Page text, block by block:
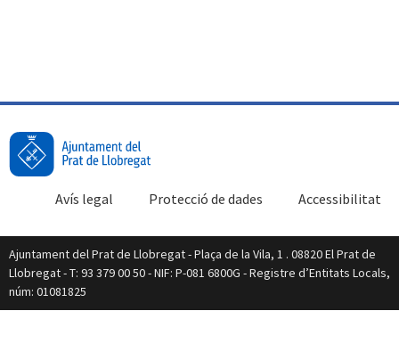
Accessibilitat
Protecció de dades
Avís legal
Ajuntament del Prat de Llobregat - Plaça de la Vila, 1 . 08820 El Prat de
Llobregat - T: 93 379 00 50 - NIF: P-081 6800G - Registre d’Entitats Locals,
núm: 01081825